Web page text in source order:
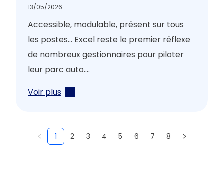
13/05/2026
Accessible, modulable, présent sur tous
les postes… Excel reste le premier réflexe
de nombreux gestionnaires pour piloter
leur parc auto....
Voir plus
1 2 3 4 5 6 7 8